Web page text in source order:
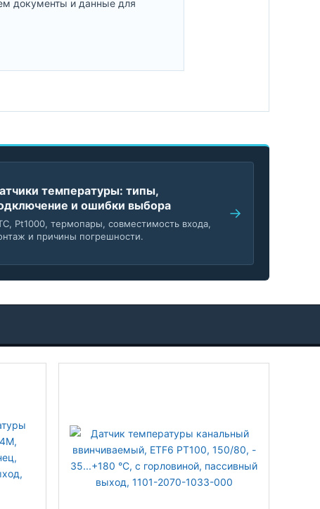
документы и данные для
температуры: типы,
и ошибки выбора
Pt1000, термопары, совместимость входа,
и причины погрешности.